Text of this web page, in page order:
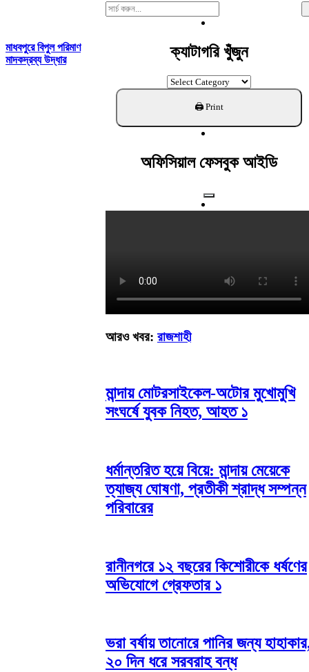
মাধবপুরে বিপুল পরিমাণ
মাদকদ্রব্য উদ্ধার
Search
For:
ক্যাটাগরি খুঁজুন
ক্যাটাগরি
খুঁজুন
অফিসিয়াল ফেসবুক আইডি
আরও খবর: রাজশাহী
মান্দায় মোটরসাইকেল-অটোর মুখোমুখি
সংঘর্ষে যুবক নিহত, আহত ১
ধর্মান্তরিত হয়ে বিয়ে: মান্দায় মেয়েকে
ত্যাজ্য ঘোষণা, প্রতীকী শ্রাদ্ধ সম্পন্ন
পরিবারের
​রানীনগরে ১২ বছরের কিশোরীকে ধর্ষণের
অভিযোগে গ্রেফতার ১
ভরা বর্ষায় তানোরে পানির জন্য
২০ দিন ধরে সরবরাহ বন্ধ